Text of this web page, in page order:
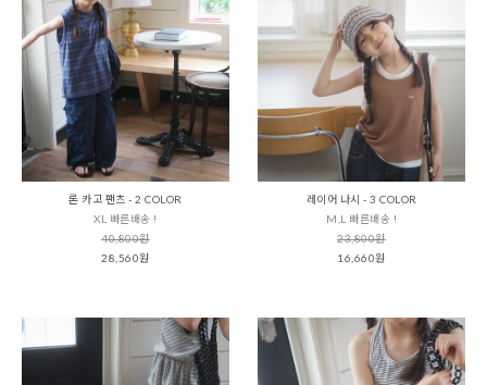
론 카고 팬츠 - 2 COLOR
XL 빠른배송 !
40,800원
28,560원
레이어 나시 - 3 COLOR
M,L 빠른배송 !
23,800원
16,660원